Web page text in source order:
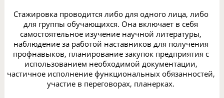
Стажировка проводится либо для одного лица, либо
для группы обучающихся. Она включает в себя
самостоятельное изучение научной литературы,
наблюдение за работой наставников для получения
профнавыков, планирование закупок предприятия с
использованием необходимой документации,
частичное исполнение функциональных обязанностей,
участие в переговорах, планерках.